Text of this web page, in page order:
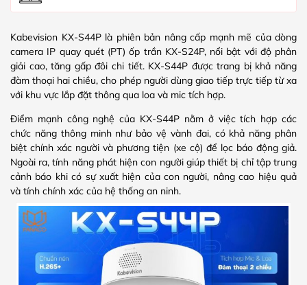
Kabevision KX-S44P là phiên bản nâng cấp mạnh mẽ của dòng
camera IP quay quét (PT) ốp trần KX-S24P, nổi bật với độ phân
giải cao, tăng gấp đôi chi tiết. KX-S44P được trang bị khả năng
đàm thoại hai chiều, cho phép người dùng giao tiếp trực tiếp từ xa
với khu vực lắp đặt thông qua loa và mic tích hợp.
Điểm mạnh công nghệ của KX-S44P nằm ở việc tích hợp các
chức năng thông minh như bảo vệ vành đai, có khả năng phân
biệt chính xác người và phương tiện (xe cộ) để lọc báo động giả.
Ngoài ra, tính năng phát hiện con người giúp thiết bị chỉ tập trung
cảnh báo khi có sự xuất hiện của con người, nâng cao hiệu quả
và tính chính xác của hệ thống an ninh.